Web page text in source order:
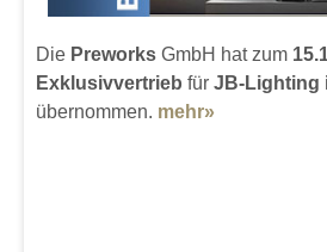
Die Preworks GmbH hat zum
Exklusivvertrieb für JB-Lighting
übernommen. mehr»